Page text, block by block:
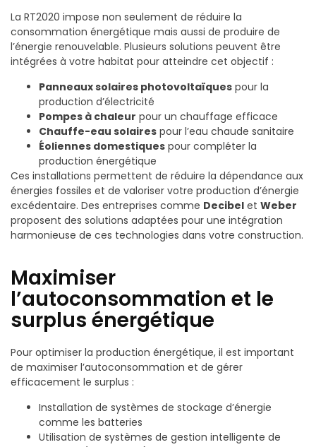
La RT2020 impose non seulement de réduire la
consommation énergétique mais aussi de produire de
l’énergie renouvelable. Plusieurs solutions peuvent être
intégrées à votre habitat pour atteindre cet objectif :
Panneaux solaires photovoltaïques pour la
production d’électricité
Pompes à chaleur pour un chauffage efficace
Chauffe-eau solaires pour l’eau chaude sanitaire
Éoliennes domestiques pour compléter la
production énergétique
Ces installations permettent de réduire la dépendance aux
énergies fossiles et de valoriser votre production d’énergie
excédentaire. Des entreprises comme Decibel et Weber
proposent des solutions adaptées pour une intégration
harmonieuse de ces technologies dans votre construction.
Maximiser
l’autoconsommation et le
surplus énergétique
Pour optimiser la production énergétique, il est important
de maximiser l’autoconsommation et de gérer
efficacement le surplus :
Installation de systèmes de stockage d’énergie
comme les batteries
Utilisation de systèmes de gestion intelligente de